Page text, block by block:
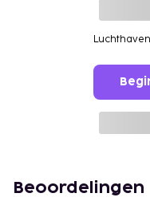
Luchthaven
Beoordelingen